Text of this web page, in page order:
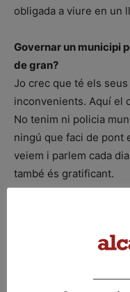
obligada a viure en un
Governar un municipi
de gran?
Jo crec que té els
inconvenients. Aquí el
No tenim ni policia
ningú que faci de pont
veiem i parlem cada
també és gratificant.
Potser caldria
nivell personal com